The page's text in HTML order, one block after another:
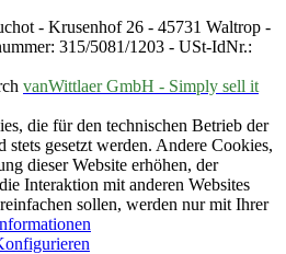
- Krusenhof 26 - 45731 Waltrop -
315/5081/1203 - USt-IdNr.:
vanWittlaer GmbH - Simply sell it
die für den technischen Betrieb der
stets gesetzt werden. Andere Cookies,
dieser Website erhöhen, der
Interaktion mit anderen Websites
sollen, werden nur mit Ihrer